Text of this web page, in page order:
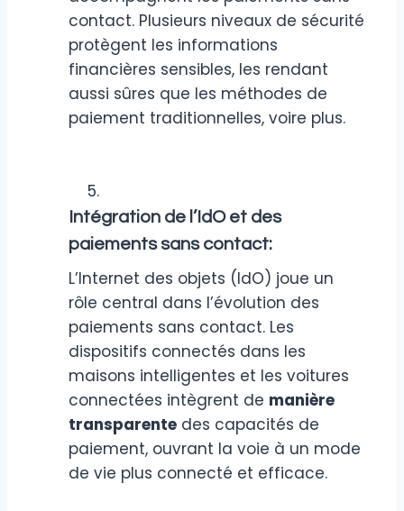
contact. Plusieurs niveaux de sécurité
protègent les informations
financières sensibles, les rendant
aussi sûres que les méthodes de
paiement traditionnelles, voire plus.
Intégration de l’IdO et des
paiements sans contact:
L’Internet des objets (IdO) joue un
rôle central dans l’évolution des
paiements sans contact. Les
dispositifs connectés dans les
maisons intelligentes et les voitures
connectées intègrent de manière
transparente des capacités de
paiement, ouvrant la voie à un mode
de vie plus connecté et efficace.